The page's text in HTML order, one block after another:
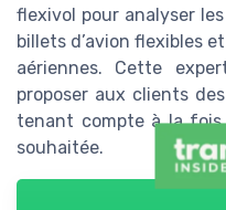
flexivol pour analyser
billets d’avion flexibles
aériennes. Cette
proposer aux clients
tenant compte à la
souhaitée.